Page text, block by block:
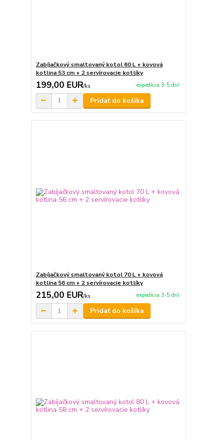
Zabíjačkový smaltovaný kotol 60 L + kovová
kotlina 53 cm + 2 servírovacie kotlíky
199,00 EUR/ks expedícia 3-5 dní
Pridať do košíka
Zabíjačkový smaltovaný kotol 70 L + kovová
kotlina 56 cm + 2 servírovacie kotlíky
215,00 EUR/ks expedícia 3-5 dní
Pridať do košíka